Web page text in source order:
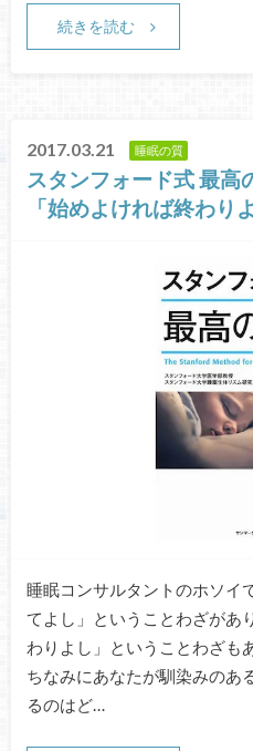
続きを読む
2017.03.21 睡眠の質
スタンフォード式 最高
「始めよければ終わり
睡眠コンサルタントのホソイ
てよし」ということわざがあ
わりよし」ということわざも
ちなみにあなたが馴染みのあ
るのはど…